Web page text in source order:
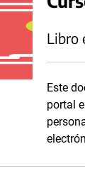
Libro
Este
portal